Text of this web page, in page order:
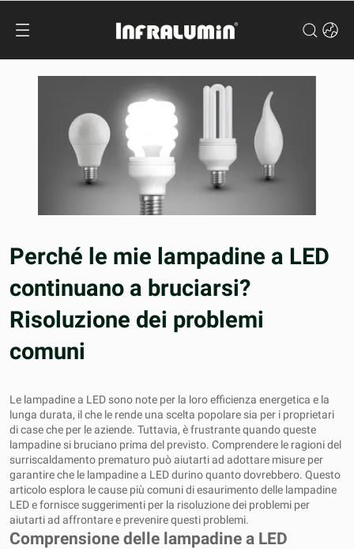
Perché le mie lampadine a LED
continuano a bruciarsi?
Risoluzione dei problemi
comuni
Le lampadine a LED sono note per la loro efficienza energetica e la
lunga durata, il che le rende una scelta popolare sia per i proprietari
di case che per le aziende. Tuttavia, è frustrante quando queste
lampadine si bruciano prima del previsto. Comprendere le ragioni del
surriscaldamento prematuro può aiutarti ad adottare misure per
garantire che le lampadine a LED durino quanto dovrebbero. Questo
articolo esplora le cause più comuni di esaurimento delle lampadine
LED e fornisce suggerimenti per la risoluzione dei problemi per
aiutarti ad affrontare e prevenire questi problemi.
Comprensione delle lampadine a LED